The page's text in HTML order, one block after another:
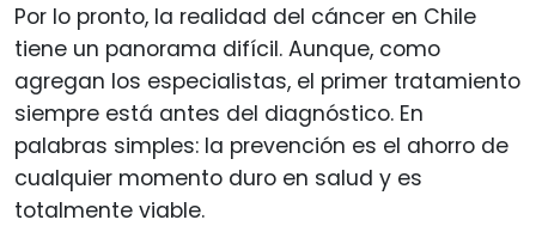
Por lo pronto, la realidad del cáncer en Chile
tiene un panorama difícil. Aunque, como
agregan los especialistas, el primer tratamiento
siempre está antes del diagnóstico. En
palabras simples: la prevención es el ahorro de
cualquier momento duro en salud y es
totalmente viable.